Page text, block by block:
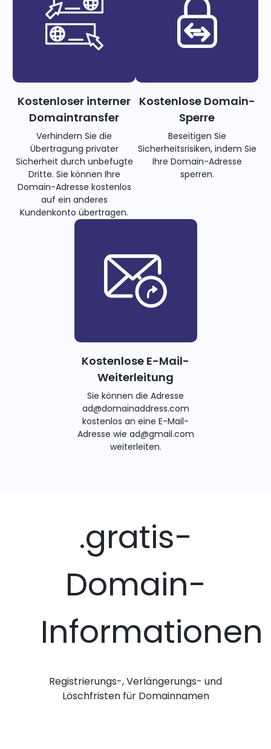
Kostenloser interner
Domaintransfer
Verhindern Sie die
Übertragung privater
Sicherheit durch unbefugte
Dritte. Sie können Ihre
Domain-Adresse kostenlos
auf ein anderes
Kundenkonto übertragen.
Kostenlose Domain-
Sperre
Beseitigen Sie
Sicherheitsrisiken, indem Sie
Ihre Domain-Adresse
sperren.
Kostenlose E-Mail-
Weiterleitung
Sie können die Adresse
ad@domainaddress.com
kostenlos an eine E-Mail-
Adresse wie ad@gmail.com
weiterleiten.
.gratis-
Domain-
Informationen
Registrierungs-, Verlängerungs- und
Löschfristen für Domainnamen